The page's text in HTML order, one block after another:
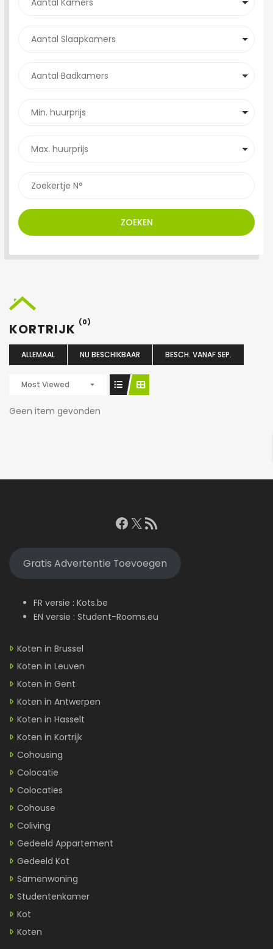
ZOEKEN
KORTRIJK (0)
ALLEMAAL NU BESCHIKBAAR BESCH. VANAF SEP.
Most Viewed
Geen item gevonden
Facebook
X RSS feed
Gratis Advertentie Toevoegen
FR versie : Kots.be
EN versie : Student-Rooms.eu
Koten in Brussel
Koten in Leuven
Koten in Gent
Koten in Antwerpen
Koten in Hasselt
Koten in Kortrijk
Cohousing
Colocatie
Colocaties
Cohouse
Coliving
Gedeeld Appartement
Gedeeld Kot
Samenwoning
Studentenkamer
Kot
Koten